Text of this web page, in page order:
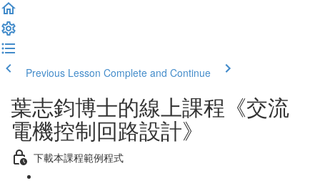
Previous Lesson Complete and Continue
葉志鈞博士的線上課程《交流
電機控制回路設計》
下載本課程範例程式